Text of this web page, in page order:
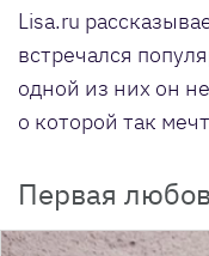
Lisa.ru
встречался
одной из них он
о которой так
Первая